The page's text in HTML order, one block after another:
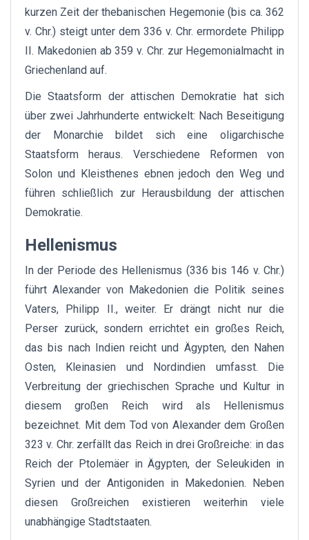
kurzen Zeit der thebanischen Hegemonie (bis ca. 362
v. Chr.) steigt unter dem 336 v. Chr. ermordete Philipp
II. Makedonien ab 359 v. Chr. zur Hegemonialmacht in
Griechenland auf.
Die Staatsform der attischen Demokratie hat sich
über zwei Jahrhunderte entwickelt: Nach Beseitigung
der Monarchie bildet sich eine oligarchische
Staatsform heraus. Verschiedene Reformen von
Solon und Kleisthenes ebnen jedoch den Weg und
führen schließlich zur Herausbildung der attischen
Demokratie.
Hellenismus
In der Periode des Hellenismus (336 bis 146 v. Chr.)
führt Alexander von Makedonien die Politik seines
Vaters, Philipp II., weiter. Er drängt nicht nur die
Perser zurück, sondern errichtet ein großes Reich,
das bis nach Indien reicht und Ägypten, den Nahen
Osten, Kleinasien und Nordindien umfasst. Die
Verbreitung der griechischen Sprache und Kultur in
diesem großen Reich wird als Hellenismus
bezeichnet. Mit dem Tod von Alexander dem Großen
323 v. Chr. zerfällt das Reich in drei Großreiche: in das
Reich der Ptolemäer in Ägypten, der Seleukiden in
Syrien und der Antigoniden in Makedonien. Neben
diesen Großreichen existieren weiterhin viele
unabhängige Stadtstaaten.